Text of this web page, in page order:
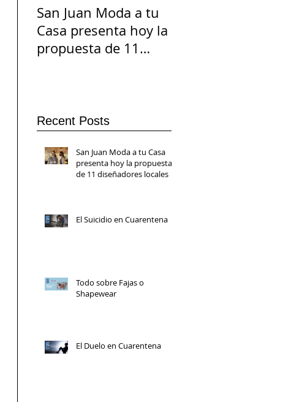
San Juan Moda a tu Casa
presenta hoy la propuesta
de 11 diseñadores locales
El Suicidio en Cuarentena
Todo sobre Fajas o
Shapewear
El Duelo en Cuarentena
Recent Posts
San Juan Moda a tu
Casa presenta hoy la
propuesta de 11